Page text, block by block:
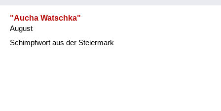
"Aucha Watschka"
August
Schimpfwort aus der Steiermark